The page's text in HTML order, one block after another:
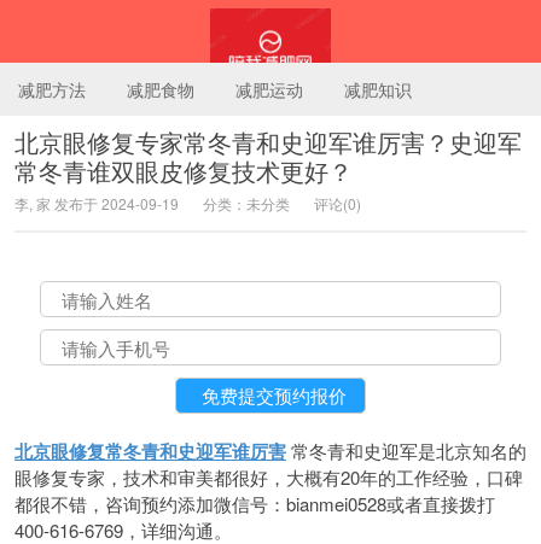
陪我减肥网
减肥方法 减肥食物 减肥运动 减肥知识
北京眼修复专家常冬青和史迎军谁厉害？史迎军
常冬青谁双眼皮修复技术更好？
李, 家 发布于 2024-09-19 分类：未分类 评论(0)
北京眼修复常冬青和史迎军谁厉害常冬青和史迎军是北京知名的
眼修复专家，技术和审美都很好，大概有20年的工作经验，口碑
都很不错，咨询预约添加微信号：bianmei0528或者直接拨打
400-616-6769，详细沟通。